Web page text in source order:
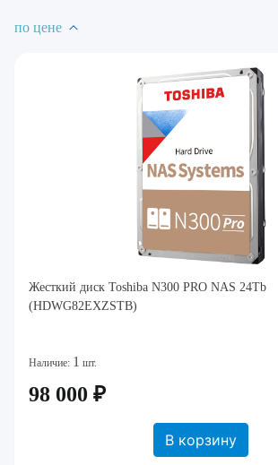
по цене
Жесткий диск Toshiba N300 PRO NAS 24Tb
(HDWG82EXZSTB)
Наличие: 1 шт.
98 000 ₽
В корзину